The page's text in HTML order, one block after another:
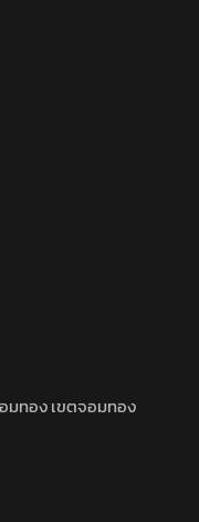
มทอง เขตจอมทอง